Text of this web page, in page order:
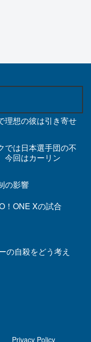
理想の彼は引き寄せ
では日本選手団の不
今回はカーリン
の影響
！ONE Xの試合
の自殺をどう考え
Privacy Policy